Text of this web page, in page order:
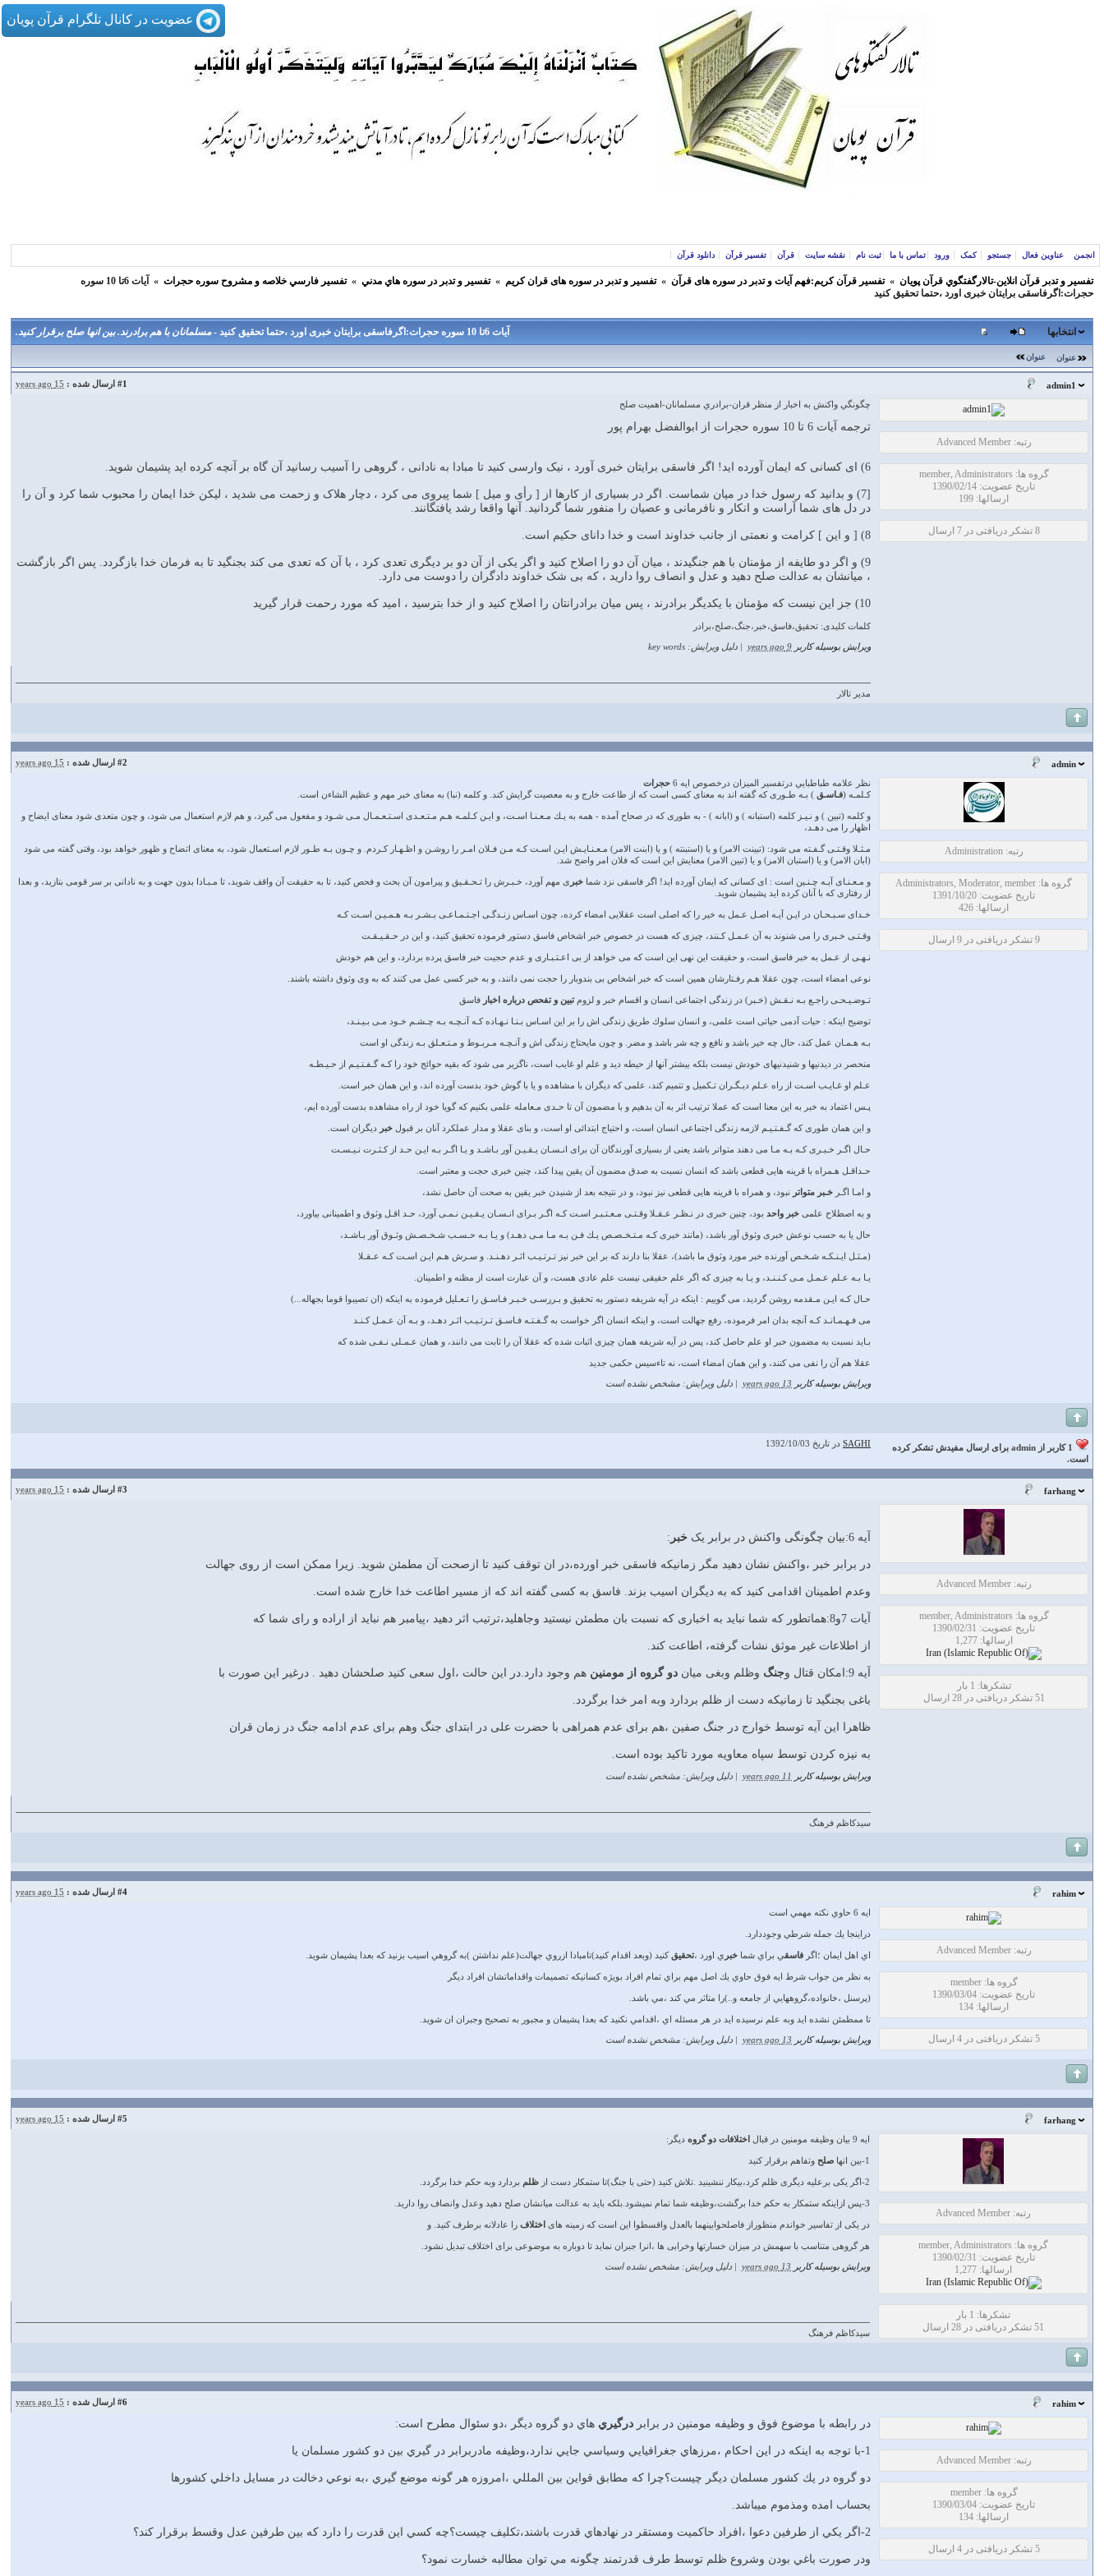
عضویت در کانال تلگرام قرآن پویان
انجمن عناوین فعال جستجو کمک ورود تماس با ما ثبت نام نقشه سایت قرآن تفسیر قرآن دانلود قرآن
تفسير و‌ تدبر قرآن انلاين-تالارگفتگوي قرآن پویان » تفسير قرآن كريم:فهم آيات و تدبر در سوره های قرآن » تفسير و تدبر در سوره های قران كريم » تفسير و تدبر در سوره هاي مدني » تفسير فارسي خلاصه و مشروح سوره حجرات »
آيات 6تا 10 سوره
حجرات:اگرفاسقی برایتان خبری اورد ،حتما تحقیق کنید
آيات 6تا 10 سوره حجرات:اگرفاسقی برایتان خبری اورد ،حتما تحقیق کنید - مسلمانان با هم برادرند. بين انها صلح برقرار كنيد. انتخابها
عنوان عنوان
admin1
#1 ارسال شده : 15 years ago
رتبه: Advanced Member
گروه ها: member, Administrators
تاریخ عضویت: 1390/02/14
ارسالها: 199
8 تشکر دریافتی در 7 ارسال
چگونگي واكنش به اخبار از منظر قران-برادري مسلمانان-اهميت صلح
ترجمه آيات 6 تا 10 سوره حجرات از ابوالفضل بهرام پور
6) ای کسانی که ایمان آورده اید! اگر فاسقی برایتان خبری آورد ، نیک وارسی کنید تا مبادا به نادانی ، گروهی را آسیب رسانید آن گاه بر آنچه کرده اید پشیمان شوید.
[7) و بدانید که رسول خدا در میان شماست. اگر در بسیاری از کارها از [ رأی و میل ] شما پیروی می کرد ، دچار هلاک و زحمت می شدید ، لیکن خدا ایمان را محبوب شما کرد و آن را
در دل های شما آراست و انکار و نافرمانی و عصیان را منفور شما گردانید. آنها واقعا رشد یافتگانند.
8) [ و این ] کرامت و نعمتی از جانب خداوند است و خدا دانای حکیم است.
9) و اگر دو طایفه از مؤمنان با هم جنگیدند ، میان آن دو را اصلاح کنید و اگر یکی از آن دو بر دیگری تعدی کرد ، با آن که تعدی می کند بجنگید تا به فرمان خدا بازگردد. پس اگر بازگشت
، میانشان به عدالت صلح دهید و عدل و انصاف روا دارید ، که بی شک خداوند دادگران را دوست می دارد.
10) جز این نیست که مؤمنان با یکدیگر برادرند ، پس میان برادرانتان را اصلاح کنید و از خدا بترسید ، امید که مورد رحمت قرار گیرید
کلمات کلیدی: تحقیق،فاسق،خبر،جنگ،صلح،برادر
ویرایش بوسیله کاربر 9 years ago دلیل ویرایش: key words
مدیر تالار
admin
#2 ارسال شده : 15 years ago
رتبه: Administration
گروه ها: Administrators, Moderator, member
تاریخ عضویت: 1391/10/20
ارسالها: 426
9 تشکر دریافتی در 9 ارسال
نظر علامه طباطبايي درتفسير الميزان درخصوص ايه 6
حجرات
كـلمـه (فـاسـق ) بـه طـورى كه گفته اند به معناى كسى است كه از طاعت خارج و به معصيت گرايش كند. و كلمه (نبا) به معناى خبر مهم و عظيم الشاءن است.
و كلمه (تبين ) و نـيـز كلمه (استبانه ) و (ابانه ) - به طورى كه در صحاح آمده - همه به يـك مـعـنـا اسـت، و ايـن كـلمـه هـم مـتـعـدى اسـتـعـمـال مـى شـود و مفعول مى گيرد، و هم لازم استعمال مى شود، و چون متعدى شود معناى ايضاح و
اظهار را مى دهـد،
مـثـلا وقـتـى گـفـته مى شود: (تبينت الامر) و يا (استبنته ) و يا (ابنت الامر) مـعـنـايـش ايـن اسـت كـه مـن فـلان امـر را روشـن و اظـهـار كـردم. و چـون بـه طـور لازم اسـتعمال شود، به معناى اتضاح و ظهور خواهد بود، وقتى گفته مى شود
(ابان الامر) و يا (استبان الامر) و يا (تبين الامر) معنايش اين است كه فلان امر واضح شد.
و مـعـنـاى آيـه چـنـين است : اى كسانى كه ايمان آورده ايد! اگر فاسقى نزد شما خبر ى مهم آورد، خـبـرش را تـحـقـيق و پيرامون آن بحث و فحص كنيد، تا به حقيقت آن واقف شويد، تا مـبـادا بدون جهت و به نادانى بر سر قومى بتازيد، و بعدا
از رفتارى كه با آنان كرده ايد پشيمان شويد.
خـداى سـبـحـان در ايـن آيـه اصـل عـمل به خير را كه اصلى است عقلايى امضاء كرده، چون اسـاس زنـدگـى اجـتـمـاعـى بـشـر بـه هـمـيـن اسـت كـه
وقـتـى خـبرى را مى شنوند به آن عـمـل كـنند، چيزى كه هست در خصوص خبر اشخاص فاسق دستور فرموده تحقيق كنيد، و اين در حـقـيـقـت
نـهـى از عـمل به خبر فاسق است، و حقيقت اين نهى اين است كه مى خواهد از بى اعـتـبـارى و عدم حجيت خبر فاسق پرده بردارد، و اين هم خودش
نوعى امضاء است، چون عقلا هـم رفـتارشان همين است كه خبر اشخاص بى بندوبار را حجت نمى دانند، و به خبر كسى عمل مى كنند كه به وى وثوق داشته باشند.
تـوضـيـحـى راجـع بـه نـقـش (خـبر) در زندگى اجتماعى انسان و اقسام خبر و لزومتبين و تفحص درباره اخبار فاسق
توضيح اينكه : حيات آدمى حياتى است علمى، و انسان سلوك طريق زندگى اش را بر اين اسـاس بـنـا نـهـاده كـه آنـچـه بـه چـشـم خـود مـى بـيـنـد،
بـه هـمـان عمل كند، حال چه خير باشد و نافع و چه شر باشد و مضر. و چون مايحتاج زندگى اش و آنـچـه مـربـوط و مـتـعـلق بـه زندگى او است
منحصر در ديدنيها و شنيدنيهاى خودش نيست بلكه بيشتر آنها از حيطه ديد و علم او غايب است، ناگزير مى شود كه بقيه حوائج خود را كـه گـفـتـيـم از حـيـطـه
عـلم او غـايـب اسـت از راه عـلم ديـگـران تـكميل و تتميم كند، علمى كه ديگران با مشاهده و يا با گوش خود بدست آورده اند، و اين همان خبر است.
پـس اعتماد به خبر به اين معنا است كه عملا ترتيب اثر به آن بدهيم و با مضمون آن تا حـدى مـعامله علمى بكنيم كه گويا خود از راه مشاهده بدست آورده ايم،
و اين همان طورى كه گـفـتـيـم لازمه زندگى اجتماعى انسان است، و احتياج ابتدائى او است، و بناى عقلا و مدار عملكرد آنان بر قبول خبر ديگران است.
حـال اگـر خـبـرى كـه بـه مـا مى دهند متواتر باشد يعنى از بسيارى آورندگان آن براى انـسـان يـقـيـن آور بـاشـد و يـا اگـر بـه ايـن حـد از كـثـرت نـيـسـت
حـداقـل هـمراه با قرينه هايى قطعى باشد كه انسان نسبت به صدق مضمون آن يقين پيدا كند، چنين خبرى حجت و معتبر است.
و امـا اگـر خـبر متواتر نبود، و همراه با قرينه هايى قطعى نيز نبود، و در نتيجه بعد از شنيدن خبر يقين به صحت آن حاصل نشد،
و به اصطلاح علمى خبر واحد بود، چنين خبرى در نـظـر عـقـلا وقـتـى مـعـتـبـر اسـت كـه اگـر بـراى انـسـان يـقـيـن نـمـى آورد، حـد اقـل وثوق و اطمينانى بياورد،
حال يا به حسب نوعش خبرى وثوق آور باشد، (مانند خبرى كـه مـتـخـصـص يـك فـن بـه مـا مـى دهـد) و يـا بـه حـسـب شـخـصـش وثـوق آور بـاشـد،
(مـثـل ايـنـكـه شـخـص آورنده خبر مورد وثوق ما باشد)، عقلا بنا دارند كه بر اين خبر نيز تـرتـيـب اثـر دهـنـد. و سـرش هـم ايـن اسـت كـه عـقـلا
يـا بـه عـلم عـمـل مـى كـنـنـد، و يـا به چيزى كه اگر علم حقيقى نيست علم عادى هست، و آن عبارت است از مظنه و اطمينان.
حـال كـه ايـن مـقدمه روشن گرديد، مى گوييم : اينكه در آيه شريفه دستور به تحقيق و بـررسـى خـبـر فـاسـق را تـعـليل فرموده به اينكه (ان تصيبوا قوما بجهاله...)
مى فـهـمـانـد كـه آنچه بدان امر فرموده، رفع جهالت است، و اينكه انسان اگر خواست به گـفـتـه فـاسـق تـرتـيـب اثـر دهـد، و بـه آن عـمـل كـنـد
بـايد نسبت به مضمون خبر او علم حاصل كند، پس در آيه شريفه همان چيزى اثبات شده كه عقلا آن را ثابت مى دانند، و همان عـمـلى نـفـى شده كه
عقلا هم آن را نفى مى كنند، و اين همان امضاء است، نه تاءسيس حكمى جدید
ویرایش بوسیله کاربر 13 years ago دلیل ویرایش: مشخص نشده است
1 کاربر از admin برای ارسال مفیدش تشکر کرده
است.
SAGHI در تاریخ 1392/10/03
farhang
#3 ارسال شده : 15 years ago
رتبه: Advanced Member
گروه ها: member, Administrators
تاریخ عضویت: 1390/02/31
ارسالها: 1,277
تشکرها: 1 بار
51 تشکر دریافتی در 28 ارسال
آیه 6:بیان چگونگی واکنش در برابر یک خبر :
در برابر خبر ،واکنش نشان دهید مگر زمانیکه فاسقی خبر اورده،در ان توقف کنید تا ازصحت آن مطمئن شوید. زیرا ممکن است از روی جهالت
وعدم اطمینان اقدامی کنید که به دیگران اسیب بزند. فاسق به کسی گفته اند که از مسیر اطاعت خدا خارج شده است.
آیات 7و8:هماتطور که شما نباید به اخباری که نسبت بان مطمئن نیستید وجاهلید،ترتیب اثر دهید ،پیامبر هم نباید از اراده و رای شما که
از اطلاعات غیر موثق نشات گرفته، اطاعت کند.
آیه 9:امکان قتال و جنگ وظلم وبغی میان دو گروه از مومنین هم وجود دارد.در این حالت ،اول سعی کنید صلحشان دهید . درغیر این صورت با
باغی بجنگید تا زمانیکه دست از ظلم بردارد وبه امر خدا برگردد.
ظاهرا این آیه توسط خوارج در جنگ صفین ،هم برای عدم همراهی با حضرت علی در ابتدای جنگ وهم برای عدم ادامه جنگ در زمان قران
به نیزه کردن توسط سپاه معاویه مورد تاکید بوده است.
ویرایش بوسیله کاربر 11 years ago دلیل ویرایش: مشخص نشده است
سیدکاظم فرهنگ
rahim
#4 ارسال شده : 15 years ago
رتبه: Advanced Member
گروه ها: member
تاریخ عضویت: 1390/03/04
ارسالها: 134
5 تشکر دریافتی در 4 ارسال
ايه 6 حاوي نكته مهمي است
دراينجا يك جمله شرطي وجوددارد.
اي اهل ايمان ؛اگر فاسقي براي شما خبر ي اورد ،تحقيق كنيد (وبعد اقدام كنيد)تامبادا ازروي جهالت(علم نداشتن )به گروهي اسيب بزنيد كه بعدا پشيمان شويد.
به نظر من جواب شرط ايه فوق حاوي يك اصل مهم براي تمام افراد بويژه كسانيكه تصميمات واقداماتشان افراد ديگر
(پرسنل ،خانواده،گروههايي از جامعه و..)را متاثر مي كند ،مي باشد.
تا ممطمئن نشده ايد وبه علم نرسيده ايد در هر مسئله اي ،اقدامي نكنيد كه بعدا پشيمان و مجبور به تصحيح وجبران ان شويد.
ویرایش بوسیله کاربر 13 years ago دلیل ویرایش: مشخص نشده است
farhang
#5 ارسال شده : 15 years ago
رتبه: Advanced Member
گروه ها: member, Administrators
تاریخ عضویت: 1390/02/31
ارسالها: 1,277
تشکرها: 1 بار
51 تشکر دریافتی در 28 ارسال
ایه 9 بیان وظیفه مومنین در قبال اختلافات دو گروه دیگر:
1-بین انها صلح وتفاهم برقرار کنید
2-اگر یکی برعلیه دیگری ظلم کرد،بیکار ننشینید .تلاش کنید (حتی با جنگ)تا ستمکار دست از ظلم بردارد وبه حکم خدا برگردد.
3-پس ازاینکه ستمکار به حکم خدا برگشت،وظیفه شما تمام نمیشود.بلکه باید به عدالت میانشان صلح دهید وعدل وانصاف روا دارید.
در یکی از تفاسیر خواندم منظوراز فاصلحوابینهما بالعدل واقسطوا این است که زمینه های اختلاف را عادلانه برطرف کنید. و
هر گروهی متناسب با سهمش در میزان خسارتها وخرابی ها ،انرا جبران نماید تا دوباره به موضوعی برای اختلاف تبدیل نشود.
ویرایش بوسیله کاربر 13 years ago دلیل ویرایش: مشخص نشده است
سیدکاظم فرهنگ
rahim
#6 ارسال شده : 15 years ago
رتبه: Advanced Member
گروه ها: member
تاریخ عضویت: 1390/03/04
ارسالها: 134
5 تشکر دریافتی در 4 ارسال
در رابطه با موضوع فوق و وظيفه مومنين در برابر درگيري هاي دو گروه ديگر ،دو سئوال مطرح است:
1-با توجه به اينكه در اين احكام ،مرزهاي جغرافيايي وسياسي جايي ندارد،وظيفه مادربرابر در گيري بين دو كشور مسلمان يا
دو گروه در يك كشور مسلمان ديگر چيست؟چرا كه مطابق قواين بين المللي ،امروزه هر گونه موضع گيري ،به نوعي دخالت در مسايل داخلي كشورها
بحساب امده ومذموم ميباشد.
2-اگر يكي از طرفين دعوا ،افراد حاكميت ومستقر در نهادهاي قدرت باشند،تكليف چيست؟چه كسي اين قدرت را دارد كه بين طرفين عدل وقسط برقرار كند؟
ودر صورت باغي بودن وشروع ظلم توسط طرف قدرتمند چگونه مي توان مطالبه خسارت نمود؟